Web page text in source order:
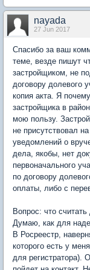
nayada
27 Jun 2017
Спасибо за ваш
теме, везде пишут
застройщиком, не
договору долевого
копия акта. Я
застройщика в
мою пользу.
не присутствовал
уведомлений о
дела, якобы, нет
первоначального
по договору
оплаты, либо с
Вопрос: что
Думаю, как для
В Росреестр,
которого есть у
для регистратора).